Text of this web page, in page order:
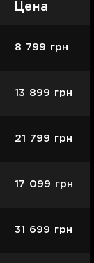
Цена
8 799 грн
13 899 грн
21 799 грн
17 099 грн
31 699 грн